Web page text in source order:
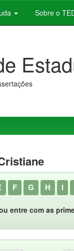
Sobre o
F G H I
entre com as